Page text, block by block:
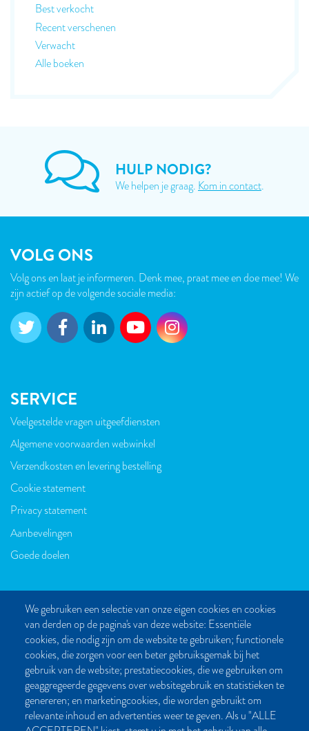
We gebruiken een selectie van onze eigen cookies en cookies
van derden op de pagina's van deze website: Essentiële
cookies, die nodig zijn om de website te gebruiken; functionele
cookies, die zorgen voor een beter gebruiksgemak bij het
gebruik van de website; prestatiecookies, die we gebruiken om
geaggregeerde gegevens over websitegebruik en statistieken te
genereren; en marketingcookies, die worden gebruikt om
relevante inhoud en advertenties weer te geven. Als u "ALLE
Best verkocht
Recent verschenen
Verwacht
Alle boeken
HULP NODIG?
We helpen je graag. Kom in contact.
VOLG ONS
Volg ons en laat je informeren. Denk mee, praat mee en doe mee! We
zijn actief op de volgende sociale media:
SERVICE
VOET
Veelgestelde vragen uitgeefdiensten
Algemene voorwaarden webwinkel
Verzendkosten en levering bestelling
Cookie statement
Privacy statement
Aanbevelingen
Goede doelen
CONTACT
Post- en bezoekadres:
Kattegat 32-8
9723 JP Groningen
Nederland